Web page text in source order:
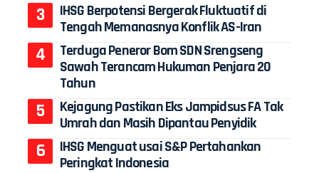
IHSG Berpotensi Bergerak Fluktuatif di
Tengah Memanasnya Konflik AS-Iran
Terduga Peneror Bom SDN Srengseng
Sawah Terancam Hukuman Penjara 20
Tahun
Kejagung Pastikan Eks Jampidsus FA Tak
Umrah dan Masih Dipantau Penyidik
IHSG Menguat usai S&P Pertahankan
Peringkat Indonesia